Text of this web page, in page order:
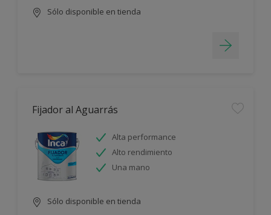
Sólo disponible en tienda
Fijador al Aguarrás
Alta performance
Alto rendimiento
Una mano
Sólo disponible en tienda